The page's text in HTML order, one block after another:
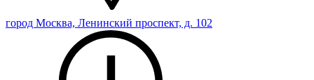
город Москва, Ленинский проспект, д. 102